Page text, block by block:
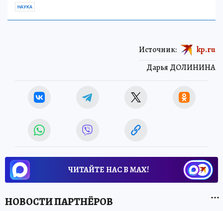
НАУКА
Дарья ДОЛИНИНА
Источник: kp.ru
ЧИТАЙТЕ НАС В МАХ!